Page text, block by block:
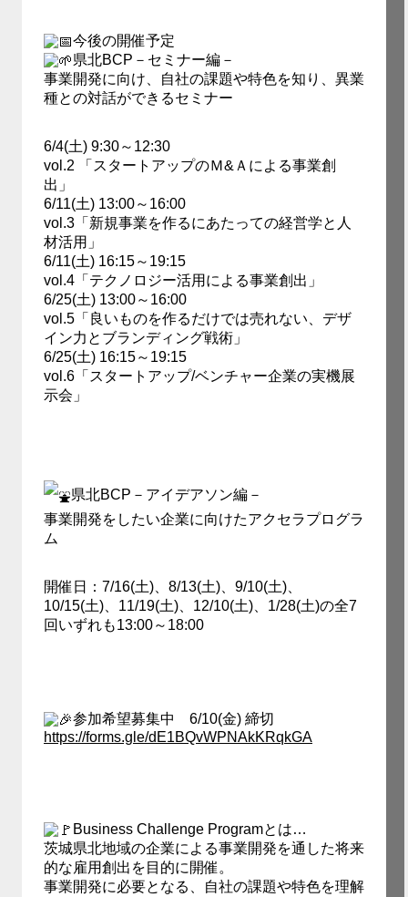
今後の開催予定
県北BCP－セミナー編－
事業開発に向け、自社の課題や特色を知り、異業
種との対話ができるセミナー
6/4(土) 9:30～12:30
vol.2 「スタートアップのＭ&Ａによる事業創
出」
6/11(土) 13:00～16:00
vol.3「新規事業を作るにあたっての経営学と人
材活用」
6/11(土) 16:15～19:15
vol.4「テクノロジー活用による事業創出」
6/25(土) 13:00～16:00
vol.5「良いものを作るだけでは売れない、デザ
イン力とブランディング戦術」
6/25(土) 16:15～19:15
vol.6「スタートアップ/ベンチャー企業の実機展
示会」
県北BCP－アイデアソン編－
事業開発をしたい企業に向けたアクセラプログラ
ム
開催日：7/16(土)、8/13(土)、9/10(土)、
10/15(土)、11/19(土)、12/10(土)、1/28(土)の全7
回いずれも13:00～18:00
参加希望募集中 6/10(金) 締切
https://forms.gle/dE1BQvWPNAkKRqkGA
Business Challenge Programとは…
茨城県北地域の企業による事業開発を通した将来
的な雇用創出を目的に開催。
事業開発に必要となる、自社の課題や特色を理解